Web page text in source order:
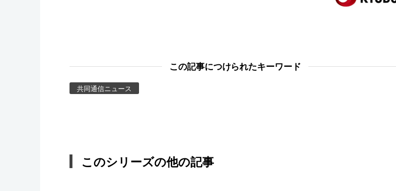
この記事につけられたキーワード
共同通信ニュース
このシリーズの他の記事